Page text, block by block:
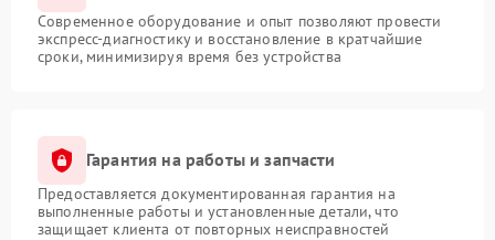
Современное оборудование и опыт позволяют провести
экспресс-диагностику и восстановление в кратчайшие
сроки, минимизируя время без устройства
Гарантия на работы и запчасти
Предоставляется документированная гарантия на
выполненные работы и установленные детали, что
защищает клиента от повторных неисправностей